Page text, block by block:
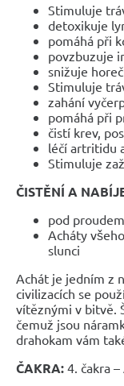
Stimuluje
detoxikuje
pomáhá při
povzbuzuje
snižuje
Stimuluje
zahání
pomáhá při
čistí krev,
léčí artritidu
Stimuluje
ČISTĚNÍ A
pod
Acháty
slunci
Achát je jedním z
civilizacích se
vítěznými v bitvě.
čemuž jsou
drahokam vám
ČAKRA: 4. čakra